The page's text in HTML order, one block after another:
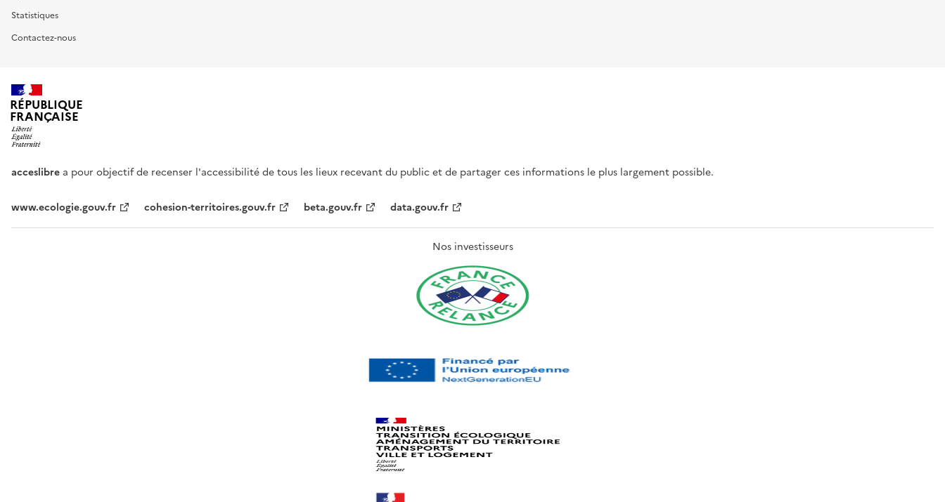
Statistiques
Contactez-nous
RÉPUBLIQUE
FRANÇAISE
acceslibre a pour objectif de recenser l'accessibilité de tous les lieux recevant du public et de partager ces informations le plus largement possible.
www.ecologie.gouv.fr cohesion-territoires.gouv.fr beta.gouv.fr data.gouv.fr
Nos investisseurs